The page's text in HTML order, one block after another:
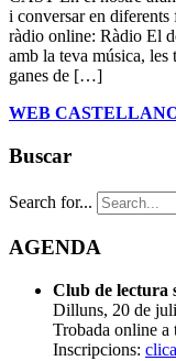
i conversar en diferents
ràdio online: Ràdio El
amb la teva música, les
ganes de […]
WEB
Buscar
Search for...
AGENDA
Club de lectura
Dilluns, 20 de
Trobada online a
Inscripcions: